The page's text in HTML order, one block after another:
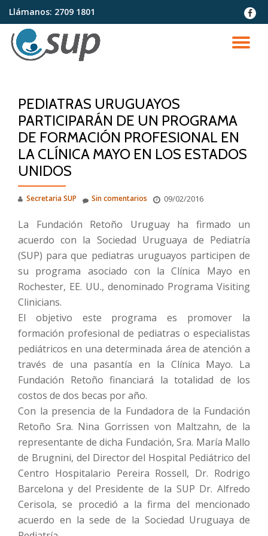
Saltar
contenido
Llámanos: 2709 1801
fa-
PEDIATRAS URUGUAYOS
PARTICIPARÁN DE UN PROGRAMA
DE FORMACIÓN PROFESIONAL EN
LA CLÍNICA MAYO EN LOS ESTADOS
UNIDOS
Secretaria SUP 09/02/2016
Sin comentarios
La Fundación Retoño Uruguay ha firmado un
acuerdo con la Sociedad Uruguaya de Pediatría
(SUP) para que pediatras uruguayos participen de
su programa asociado con la Clínica Mayo en
Rochester, EE. UU., denominado Programa Visiting
Clinicians.
El objetivo este programa es promover la
formación profesional de pediatras o especialistas
pediátricos en una determinada área de atención a
través de una pasantía en la Clínica Mayo. La
Fundación Retoño financiará la totalidad de los
costos de dos becas por año.
Con la presencia de la Fundadora de la Fundación
Retoño Sra. Nina Gorrissen von Maltzahn, de la
representante de dicha Fundación, Sra. María Mallo
de Brugnini, del Director del Hospital Pediátrico del
Centro Hospitalario Pereira Rossell, Dr. Rodrigo
Barcelona y del Presidente de la SUP Dr. Alfredo
Cerisola, se procedió a la firma del mencionado
acuerdo en la sede de la Sociedad Uruguaya de